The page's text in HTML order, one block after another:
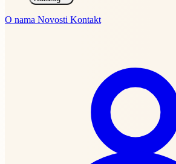
O nama Novosti Kontakt